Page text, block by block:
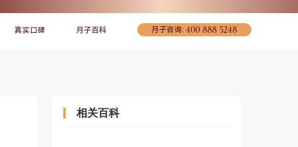
月子咨询:400 888 5248
月子百科
真实口碑
相关百科